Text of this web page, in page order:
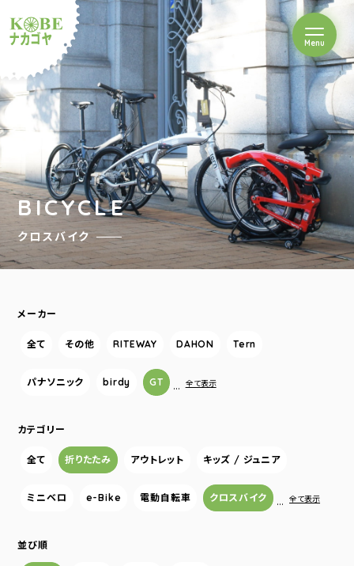
ルショップナカゴヤ
Menuを開閉
BICYCLE
クロスバイク
メーカー
全て その他 RITEWAY DAHON Tern
パナソニック birdy GT … 全て表示
カテゴリー
全て 折りたたみ アウトレット キッズ / ジュニア
ミニベロ e-Bike 電動自転車 クロスバイク … 全て表示
並び順